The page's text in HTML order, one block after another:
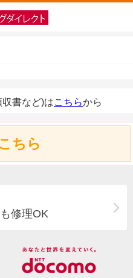
書など)はこちらから
ちら
修理OK